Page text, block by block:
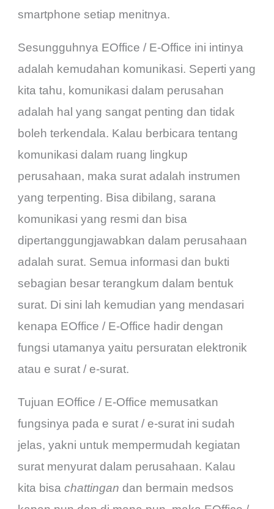
smartphone setiap menitnya.
Sesungguhnya EOffice / E-Office ini intinya
adalah kemudahan komunikasi. Seperti yang
kita tahu, komunikasi dalam perusahan
adalah hal yang sangat penting dan tidak
boleh terkendala. Kalau berbicara tentang
komunikasi dalam ruang lingkup
perusahaan, maka surat adalah instrumen
yang terpenting. Bisa dibilang, sarana
komunikasi yang resmi dan bisa
dipertanggungjawabkan dalam perusahaan
adalah surat. Semua informasi dan bukti
sebagian besar terangkum dalam bentuk
surat. Di sini lah kemudian yang mendasari
kenapa EOffice / E-Office hadir dengan
fungsi utamanya yaitu persuratan elektronik
atau e surat / e-surat.
Tujuan EOffice / E-Office memusatkan
fungsinya pada e surat / e-surat ini sudah
jelas, yakni untuk mempermudah kegiatan
surat menyurat dalam perusahaan. Kalau
kita bisachattingan dan bermain medsos